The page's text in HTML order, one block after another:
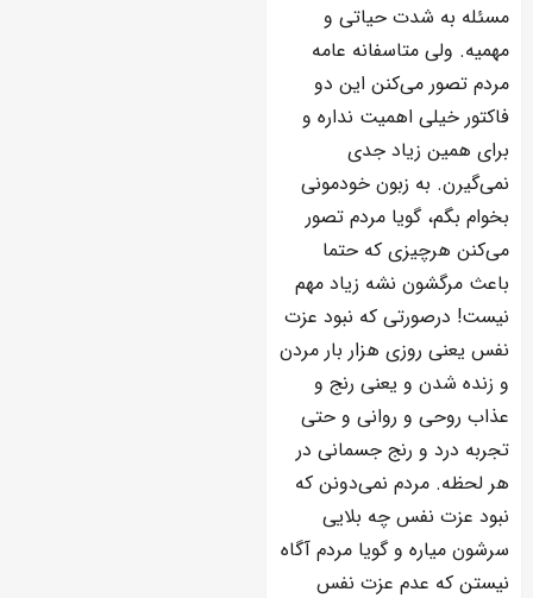
مسئله به شدت حیاتی و
مهمیه. ولی متاسفانه عامه
مردم تصور می‌کنن این دو
فاکتور خیلی اهمیت نداره و
برای همین زیاد جدی
نمی‌گیرن. به زبون خودمونی
بخوام بگم، گویا مردم تصور
می‌کنن هرچیزی که حتما
باعث مرگشون نشه زیاد مهم
نیست! درصورتی که نبود عزت
نفس یعنی روزی هزار بار مردن
و زنده شدن و یعنی رنج و
عذاب روحی و روانی و حتی
تجربه درد و رنج جسمانی در
هر لحظه. مردم نمی‌دونن که
نبود عزت نفس چه بلایی
سرشون میاره و گویا مردم آگاه
نیستن که عدم عزت نفس